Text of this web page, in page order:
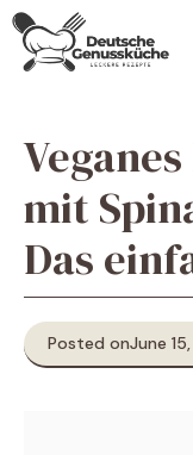
Skip
content
mit
Das
Posted onJune